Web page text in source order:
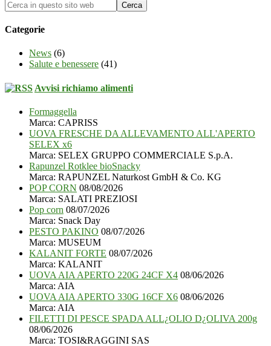
Categorie
News (6)
Salute e benessere (41)
Avvisi richiamo alimenti
Formaggella
Marca: CAPRISS
UOVA FRESCHE DA ALLEVAMENTO ALL'APERTO
SELEX x6
Marca: SELEX GRUPPO COMMERCIALE S.p.A.
Rapunzel Rotklee bioSnacky
Marca: RAPUNZEL Naturkost GmbH & Co. KG
POP CORN 08/08/2026
Marca: SALATI PREZIOSI
Pop corn 08/07/2026
Marca: Snack Day
PESTO PAKINO 08/07/2026
Marca: MUSEUM
KALANIT FORTE 08/07/2026
Marca: KALANIT
UOVA AIA APERTO 220G 24CF X4 08/06/2026
Marca: AIA
UOVA AIA APERTO 330G 16CF X6 08/06/2026
Marca: AIA
FILETTI DI PESCE SPADA ALL¿OLIO D¿OLIVA 200g
08/06/2026
Marca: TOSI&RAGGINI SAS